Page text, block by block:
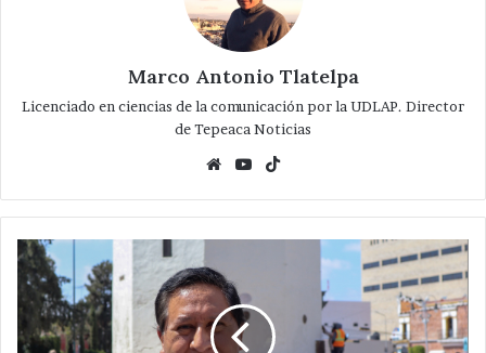
Marco Antonio Tlatelpa
Licenciado en ciencias de la comunicación por la UDLAP. Director
de Tepeaca Noticias
WebsiteYouTube
Las
Grandes
mujeres
en
la